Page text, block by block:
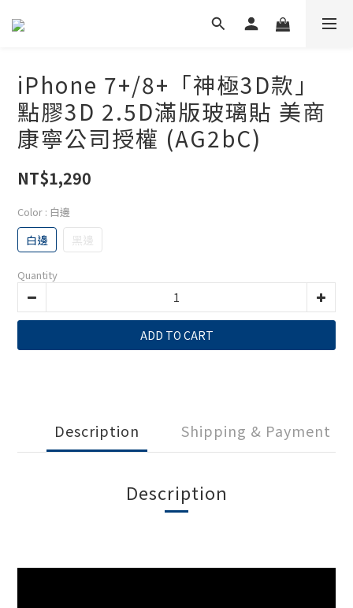
iPhone 7+/8+「神極3D款」
點膠3D 2.5D滿版玻璃貼 美商
康寧公司授權 (AG2bC)
NT$1,290
Color : 白邊
白邊 黑邊
Quantity
ADD TO CART
Description Shipping & Payment
Description